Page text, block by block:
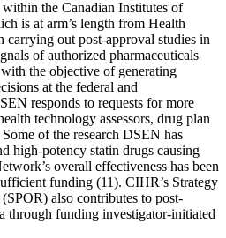
the Canadian Institutes of
is at arm’s length from Health
carrying out post-approval studies in
of authorized pharmaceuticals
the objective of generating
at the federal and
responds to requests for more
technology assessors, drug plan
of the research DSEN has
high-potency statin drugs causing
overall effectiveness has been
funding (11). CIHR’s Strategy
also contributes to post-
through funding investigator-initiated